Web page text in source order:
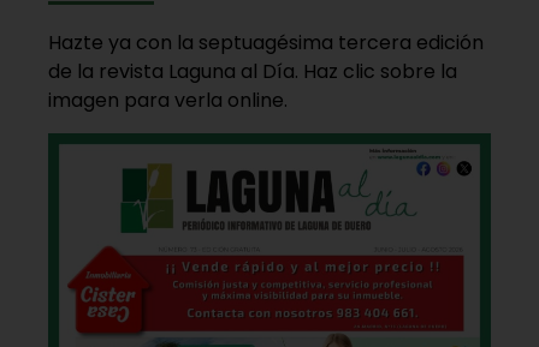
Hazte ya con la septuagésima tercera edición
de la revista Laguna al Día. Haz clic sobre la
imagen para verla online.